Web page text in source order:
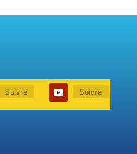
Suivre Suivre